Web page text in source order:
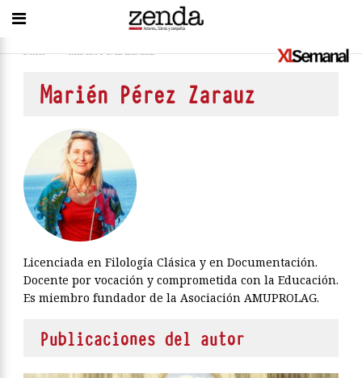
Inicio > Marién Pérez Zarauz
Marién Pérez Zarauz
Licenciada en Filología Clásica y en Documentación.
Docente por vocación y comprometida con la Educación.
Es miembro fundador de la Asociación AMUPROLAG.
Publicaciones del autor